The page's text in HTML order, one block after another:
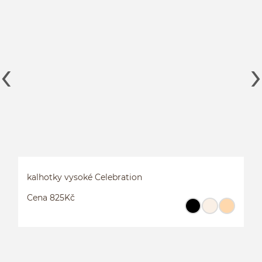
kalhotky vysoké Celebration
Cena 825Kč